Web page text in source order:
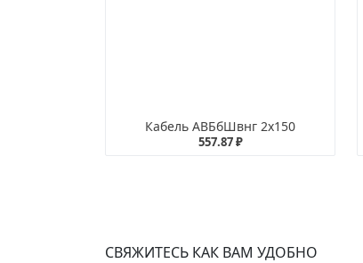
Кабель АВБбШвнг 2х150
557.87 ₽
СВЯЖИТЕСЬ КАК ВАМ УДОБНО